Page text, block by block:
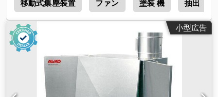
移動式集塵装置 ファン 塗装 機 抽出
小型広告